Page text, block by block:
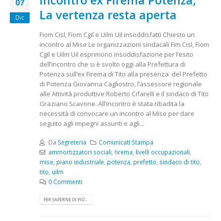
07
Dic
La vertenza resta aperta
Fiom Cisl, Fiom Cgil e Uilm Uil insoddisfatti Chiesto un
incontro al Mise Le organizzazioni sindacali Fim Cisl, Fiom
Cgil e Uilm Uil esprimono insoddisfazione per l’esito
dell’incontro che si è svolto oggi alla Prefettura di
Potenza sull’ex Firema di Tito alla presenza del Prefetto
di Potenza Giovanna Cagliostro, l’assessore regionale
alle Attività produttive Roberto Cifarelli e il sindaco di Tito
Graziano Scavone. All’incontro è stata ribadita la
necessità di convocare un incontro al Mise per dare
seguito agli impegni assunti e agli...
Da Segreteria
Comunicati Stampa
ammortizzatori sociali, firema, livelli occupazionali,
mise, piano industriale, potenza, prefetto, sindaco di tito,
tito, uilm
0 Commenti
PER SAPERNE DI PIÙ...